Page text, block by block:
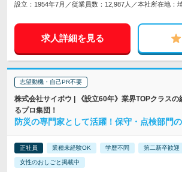
設立：1954年7月／従業員数：12,987人／本社所在地：
求人詳細を見る
志望動機・自己PR不要
株式会社サイボウ | 《設立60年》業界TOPクラス
るプロ集団！
防災の専門家として活躍！保守・点検部門の
正社員 業種未経験OK 学歴不問 第二新卒歓迎
女性のおしごと掲載中